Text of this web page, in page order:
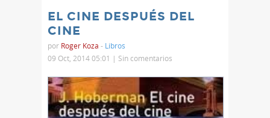
EL CINE DESPUÉS DEL
CINE
por Roger Koza - Libros
09 Oct, 2014 05:01 | Sin comentarios